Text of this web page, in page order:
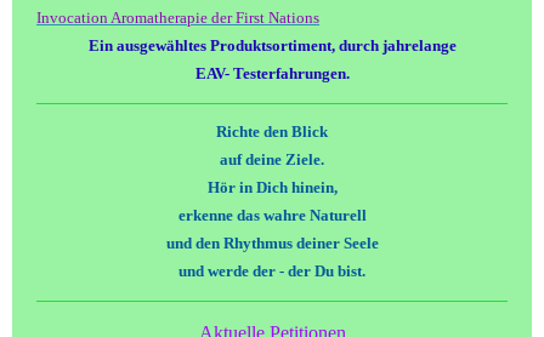
Invocation Aromatherapie der First Nations
Ein ausgewähltes Produktsortiment, durch jahrelange
EAV- Testerfahrungen.
Richte den Blick
auf deine Ziele.
Hör in Dich hinein,
erkenne das wahre Naturell
und den Rhythmus deiner Seele
und werde der - der Du bist.
Aktuelle Petitionen